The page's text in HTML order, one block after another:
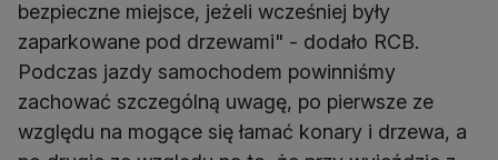
bezpieczne miejsce, jeżeli wcześniej były
zaparkowane pod drzewami" - dodało RCB.
Podczas jazdy samochodem powinniśmy
zachować szczególną uwagę, po pierwsze ze
względu na mogące się łamać konary i drzewa, a